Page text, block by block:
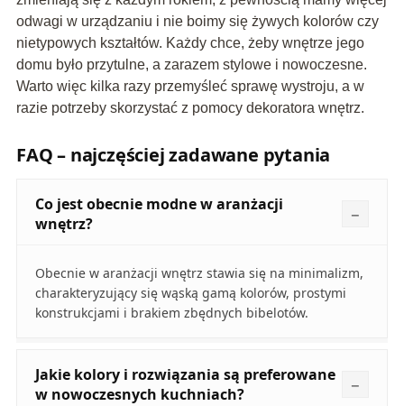
odwagi w urządzaniu i nie boimy się żywych kolorów czy
nietypowych kształtów. Każdy chce, żeby wnętrze jego
domu było przytulne, a zarazem stylowe i nowoczesne.
Warto więc kilka razy przemyśleć sprawę wystroju, a w
razie potrzeby skorzystać z pomocy dekoratora wnętrz.
FAQ – najczęściej zadawane pytania
Co jest obecnie modne w aranżacji
wnętrz?
Obecnie w aranżacji wnętrz stawia się na minimalizm,
charakteryzujący się wąską gamą kolorów, prostymi
konstrukcjami i brakiem zbędnych bibelotów.
Jakie kolory i rozwiązania są preferowane
w nowoczesnych kuchniach?